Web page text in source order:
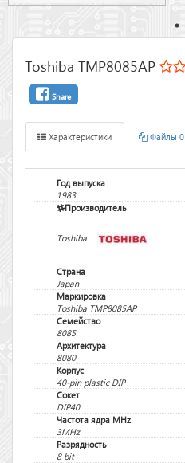
Toshiba TMP8085AP
Share
Характеристики Файлы 0
Год выпуска
1983
Производитель
Toshiba
Страна
Japan
Маркировка
Toshiba TMP8085AP
Семейство
8085
Архитектура
8080
Корпус
40-pin plastic DIP
Сокет
DIP40
Частота ядра MHz
3MHz
Разрядность
8 bit